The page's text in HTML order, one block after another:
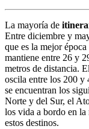
La mayoría de
Entre diciembre y
que es la mejor
mantiene entre 26 y
metros de distancia.
oscila entre los 200 y
se encuentran los
Norte y del Sur, el
los vida a bordo en
estos destinos.